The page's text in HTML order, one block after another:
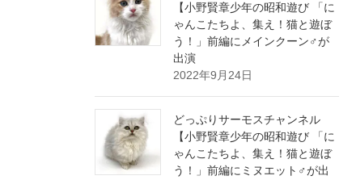
【小野賢章少年の昭和遊び 「に
ゃんこたちよ、集え！猫と遊ぼ
う！」前編にメインクーン♂が
出演
2022年9月24日
どっぷりサーモスチャンネル
【小野賢章少年の昭和遊び 「に
ゃんこたちよ、集え！猫と遊ぼ
う！」前編にミヌエット♂が出